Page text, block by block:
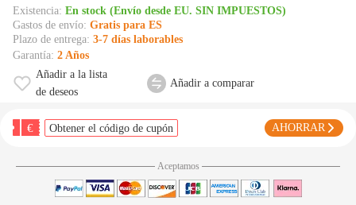
Existencia: En stock (Envío desde EU. SIN IMPUESTOS)
Gastos de envío: Gratis para ES
Plazo de entrega: 3-7 días laborables
Garantía: 2 Años
Añadir a la lista
de deseos
Añadir a comparar
€ Obtener el código de cupón AHORRAR
Aceptamos